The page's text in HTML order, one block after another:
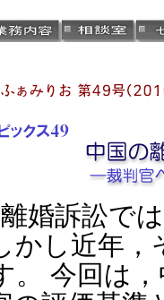
婚訴訟で
かし近年
。 今回は